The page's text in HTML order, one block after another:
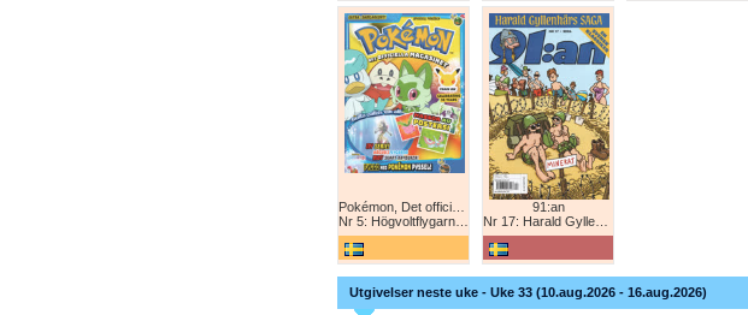
Nr 5: Högvoltflygarna mot Svart Rayquaza!
91:an
Nr 17: Harald Gyllenhårs saga
Utgivelser neste uke - Uke 33 (10.aug.2026 - 16.aug.2026)